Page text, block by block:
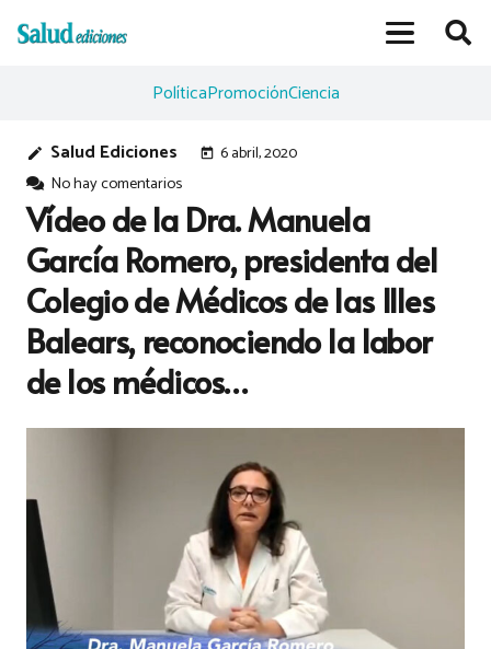
PolíticaPromociónCiencia
edit Salud Ediciones today 6 abril, 2020
No hay comentarios
Vídeo de la Dra. Manuela
García Romero, presidenta del
Colegio de Médicos de las Illes
Balears, reconociendo la labor
de los médicos…